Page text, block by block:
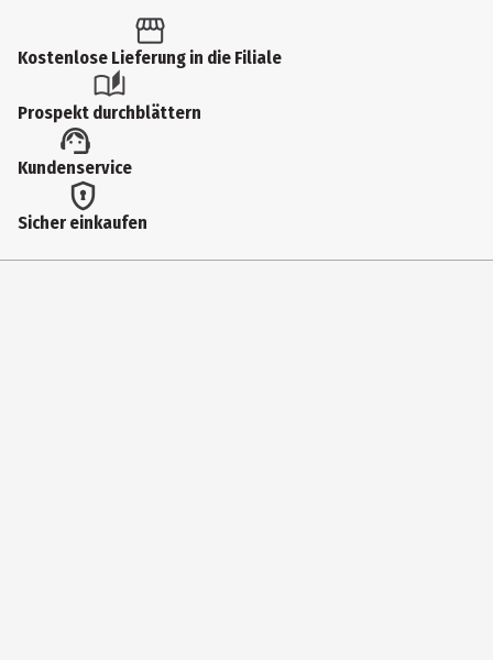
6 Jahre
Artikelnummer des Herstellers
86368
Lizenz (spw)
Funko Marvel
Hersteller
Kostenlose Lieferung in die Filiale
Prospekt durchblättern
Kundenservice
Sicher einkaufen